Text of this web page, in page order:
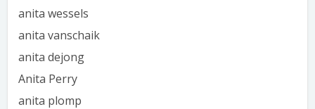
anita wessels
anita vanschaik
anita dejong
Anita Perry
anita plomp